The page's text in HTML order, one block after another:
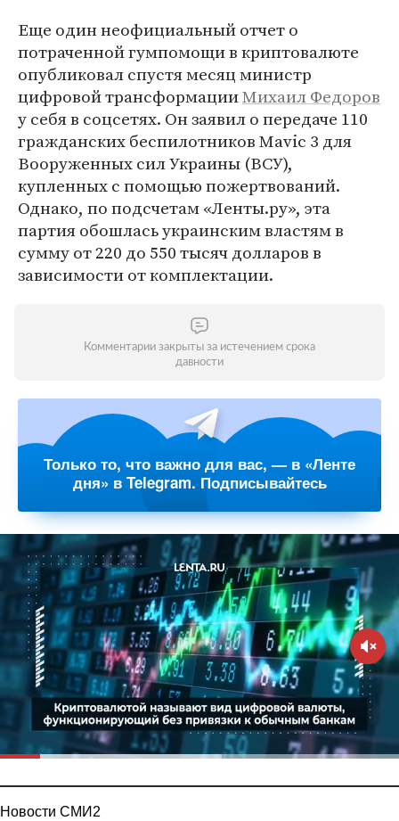
Еще один неофициальный отчет о
потраченной гумпомощи в криптовалюте
опубликовал спустя месяц министр
цифровой трансформацииМихаил Федоров
у себя в соцсетях. Он заявил о передаче 110
гражданских беспилотников Mavic 3 для
Вооруженных сил Украины (ВСУ),
купленных с помощью пожертвований.
Однако, по подсчетам «Ленты.ру», эта
партия обошлась украинским властям в
сумму от 220 до 550 тысяч долларов в
зависимости от комплектации.
Комментарии закрыты за истечением срока
давности
Только то, что важно для вас, — в «Ленте
дня» в Telegram. Подписывайтесь
Новости СМИ2